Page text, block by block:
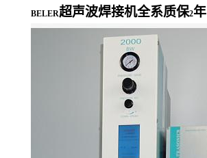
BELER超声波焊接机全系质保2年